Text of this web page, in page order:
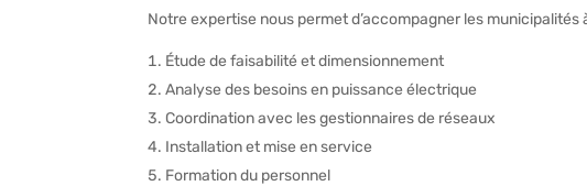
Notre expertise nous permet d’accompagner les municipalités
Étude de faisabilité et dimensionnement
Analyse des besoins en puissance électrique
Coordination avec les gestionnaires de réseaux
Installation et mise en service
Formation du personnel